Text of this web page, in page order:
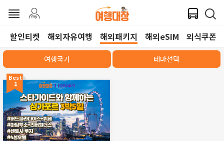
할인티켓 해외자유여행 해외패키지 해외eSIM 외식쿠폰
여행국가 테마선택
Best
1